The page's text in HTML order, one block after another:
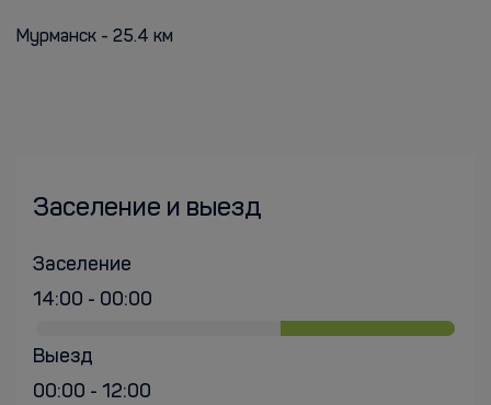
Мурманск - 25.4 км
Заселение и выезд
Заселение
14:00 - 00:00
Выезд
00:00 - 12:00